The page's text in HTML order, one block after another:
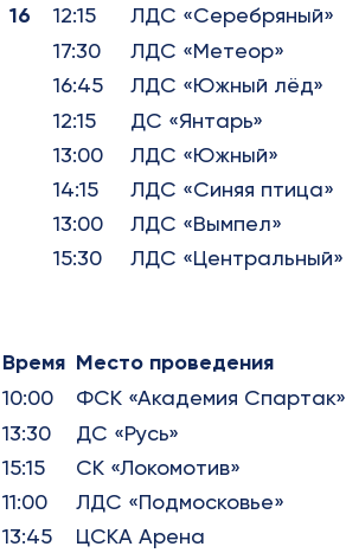
16 12:15
ЛДС «Серебряный»
17:30 ЛДС «Метеор»
16:45
ЛДС «Южный лёд»
12:15
ДС «Янтарь»
13:00
ЛДС «Южный»
14:15
ЛДС «Синяя птица»
13:00
ЛДС «Вымпел»
15:30 ЛДС «Центральный»
Время Место проведения
10:00
ФСК «Академия Спартак»
13:30
ДС «Русь»
15:15
СК «Локомотив»
11:00
ЛДС «Подмосковье»
13:45 ЦСКА Арена